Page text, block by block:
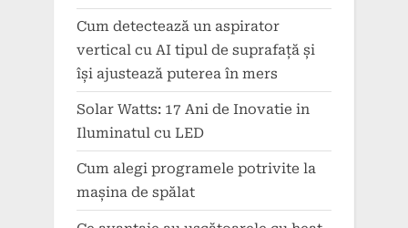
Cum detectează un aspirator
vertical cu AI tipul de suprafață și
își ajustează puterea în mers
Solar Watts: 17 Ani de Inovatie in
Iluminatul cu LED
Cum alegi programele potrivite la
mașina de spălat